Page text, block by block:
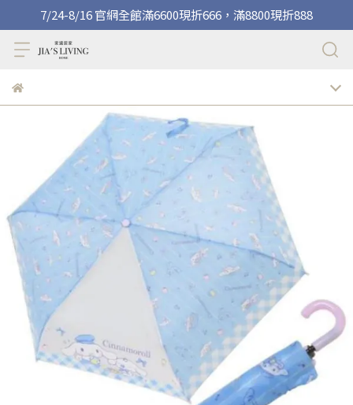
7/24-8/16 官網全館滿6600現折666，滿8800現折888